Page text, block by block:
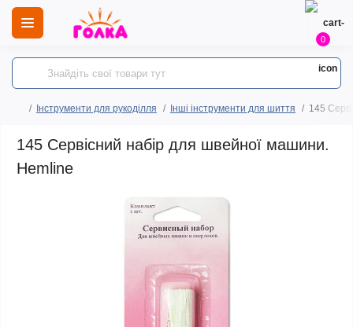
0
Інструменти для рукоділля Інші інструменти для шиття 145
145 Сервісний набір для швейної машини.
Hemline